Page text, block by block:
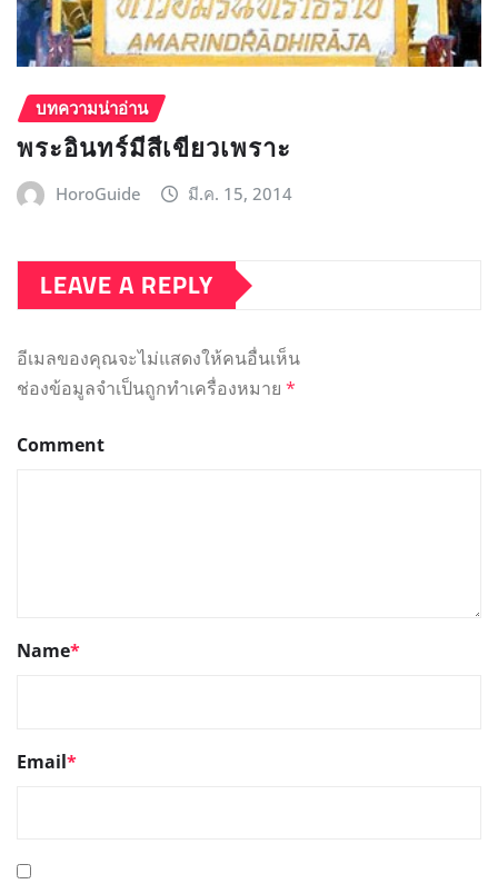
บทความน่าอ่าน
พระอินทร์มีสีเขียวเพราะ
HoroGuide มี.ค. 15, 2014
LEAVE A REPLY
อีเมลของคุณจะไม่แสดงให้คนอื่นเห็น
ช่องข้อมูลจำเป็นถูกทำเครื่องหมาย *
Comment
Name*
Email*